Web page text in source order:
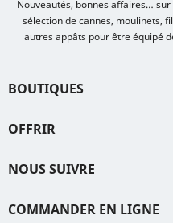
Nouveautés, bonnes affaires…
sélection de cannes, moulinets,
autres appâts pour être équipé
BOUTIQUES
OFFRIR
NOUS SUIVRE
COMMANDER EN LIGNE